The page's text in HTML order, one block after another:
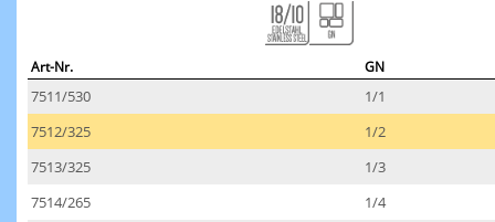
Art-Nr. GN
7511/530
1/1
7512/325
1/2
7513/325
1/3
7514/265
1/4